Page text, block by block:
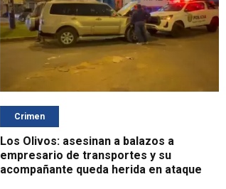
Crimen
Los Olivos: asesinan a balazos a
empresario de transportes y su
acompañante queda herida en ataque